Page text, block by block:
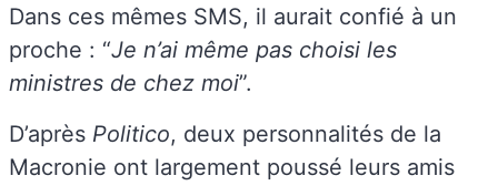
Dans ces mêmes SMS, il aurait confié à un
proche : “Je n’ai même pas choisi les
ministres de chez moi”.
D’après Politico, deux personnalités de la
Macronie ont largement poussé leurs amis